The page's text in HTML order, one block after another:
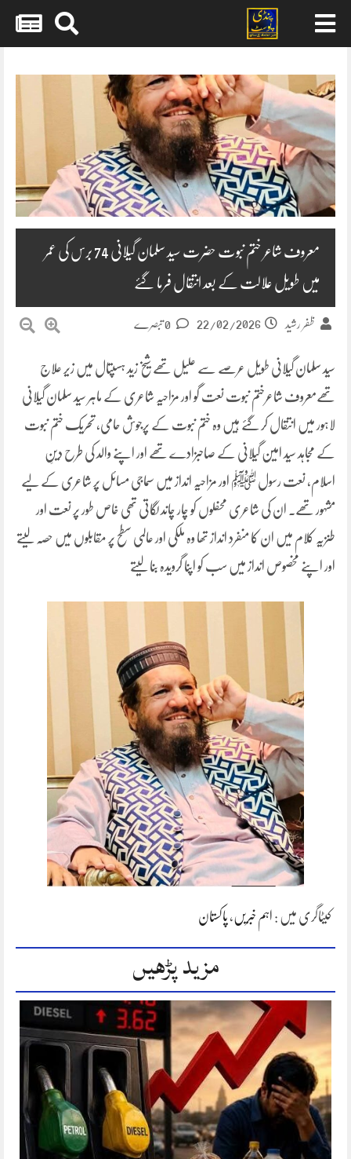
content
معروف شاعر ختم نبوت حضرت سید سلمان گیلانی 74 برس کی عمر
میں طویل علالت کے بعد انتقال فرما گئے
ظفر رشید 22/02/2026
سید سلمان گیلانی طویل عرصے سے علیل تھے شیخ زید ہسپتال میں زیر علاج
تھےمعروف شاعرختم نبوت نعت گو اور مزاحیہ شاعری کے ماہر سید سلمان گیلانی
لاہور میں انتقال کر گئے ہیں وہ ختم نبوت کے پرجوش حامی، تحریک ختم نبوت
کے مجاہد سید امین گیلانی کے صاحبزادے تھے اور اپنے والد کی طرح دینِ
اسلام، نعت رسول ﷺ اور مزاحیہ انداز میں سماجی مسائل پر شاعری کے لیے
مشہور تھے۔ ان کی شاعری محفلوں کو چار چاند لگاتی تھی خاص طور پر نعت اور
طنزیہ کلام میں ان کا منفرد انداز تھا وہ ملکی اور عالمی سطح پر مقابلوں میں حصہ لیتے
اور اپنے مخصوص انداز میں سب کو اپنا گرویدہ بنا لیتے
کیٹاگری میں : اہم خبریں، پاکستان
مزید پڑھیں